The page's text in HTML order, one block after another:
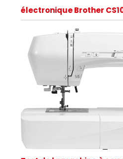
électronique Brother